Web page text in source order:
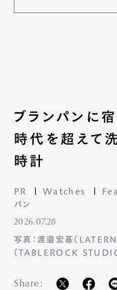
ブランパンに宿
時代を超えて
時計
PR Watches
パン
2026.07.28
写真：渡邉宏基（
（TABLEROCK
Share: